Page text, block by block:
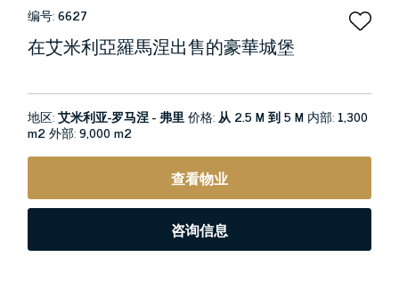
编号:6627
在艾米利亞羅馬涅出售的豪華城堡
地区:艾米利亚-罗马涅 - 弗里价格:从 2.5 M 到 5 M 内部: 1,300
m2外部:9,000 m2
查看物业
咨询信息